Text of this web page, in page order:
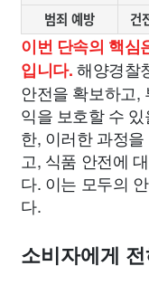
범죄 예방
건
이번 단속의 핵심
입니다.해양경찰
안전을 확보하고,
익을 보호할 수
한, 이러한 과정
고, 식품 안전에
다. 이는 모두의
다.
소비자에게